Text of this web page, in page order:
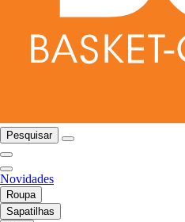
Pesquisar
Novidades
Roupa
Sapatilhas